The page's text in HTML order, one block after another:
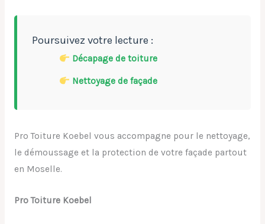
Poursuivez votre lecture :
Décapage de toiture
Nettoyage de façade
Pro Toiture Koebel vous accompagne pour le nettoyage,
le démoussage et la protection de votre façade partout
en Moselle.
Pro Toiture Koebel